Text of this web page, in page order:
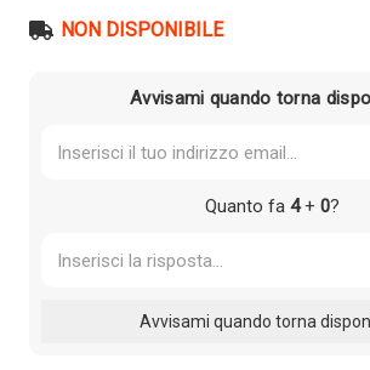
era:
NON DISPONIBILE
Avvisami quando torna
Quanto fa 4+ 0?